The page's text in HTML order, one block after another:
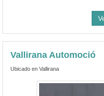
Vallirana Automoció
Ubicado en Vallirana